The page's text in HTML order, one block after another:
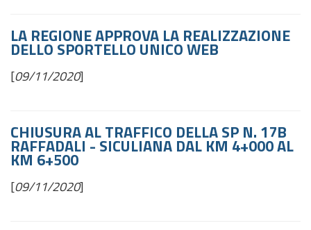
LA REGIONE APPROVA LA REALIZZAZIONE
DELLO SPORTELLO UNICO WEB
[09/11/2020]
CHIUSURA AL TRAFFICO DELLA SP N. 17B
RAFFADALI - SICULIANA DAL KM 4+000 AL
KM 6+500
[09/11/2020]